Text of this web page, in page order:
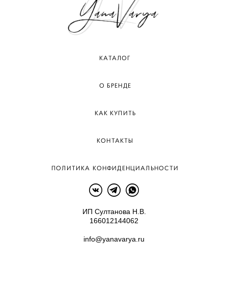
КАТАЛОГ
О БРЕНДЕ
КАК КУПИТЬ
КОНТАКТЫ
ПОЛИТИКА КОНФИДЕНЦИАЛЬНОСТИ
ИП Султанова Н.В.
166012144062
info@yanavarya.ru